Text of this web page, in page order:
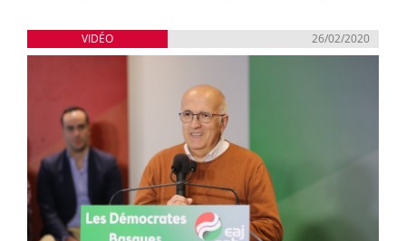
VIDÉO 26/02/2020